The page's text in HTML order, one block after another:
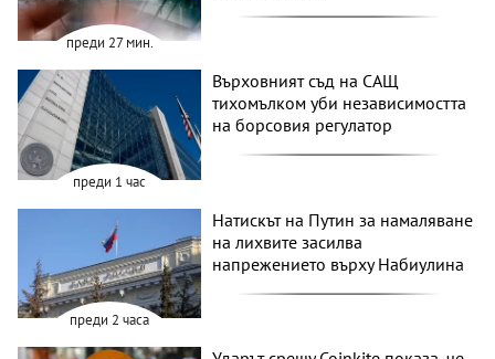
преди 27 мин.
преди 1 час
Върховният съд на САЩ
тихомълком уби независимостта
на борсовия регулатор
преди 2 часа
Натискът на Путин за намаляване
на лихвите засилва
напрежението върху Набиулина